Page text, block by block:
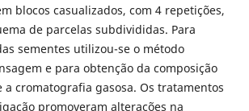
blocos casualizados, com 4 repetições,
de parcelas subdivididas. Para
sementes utilizou-se o método
e para obtenção da composição
a cromatografia gasosa. Os tratamentos
promoveram alterações na